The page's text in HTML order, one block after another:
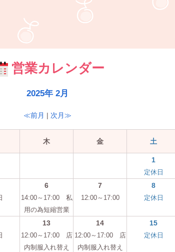
営業カレンダー
2025年 2月
≪前月 | 次月≫
木 金 土
1
定休日
6
14:00～17:00 私
用の為短縮営業
7
12:00～17:00
8
定休日
13
12:00～17:00 店
内制服入れ替え
14
12:00～17:00 店
内制服入れ替え
15
定休日